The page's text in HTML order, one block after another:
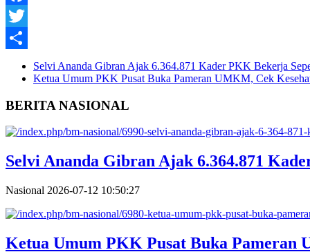
Facebook
Twitter
Selvi Ananda Gibran Ajak 6.364.871 Kader PKK Bekerja
Ketua Umum PKK Pusat Buka Pameran UMKM, Cek
BERITA NASIONAL
Selvi Ananda Gibran Ajak 6.364.871
Nasional 2026-07-12 10:50:27
Ketua Umum PKK Pusat Buka Pameran